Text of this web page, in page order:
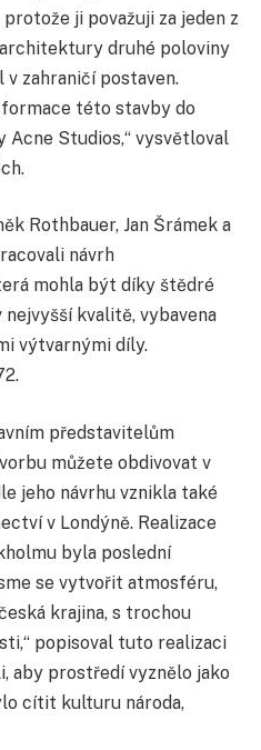
ji považuji za jeden z
druhé poloviny
zahraničí postaven.
této stavby do
Acne Studios,“ vysvětloval
Rothbauer, Jan Šrámek a
návrh
mohla být díky štědré
kvalitě, vybavena
výtvarnými díly.
představitelům
můžete obdivovat v
jeho návrhu vznikla také
v Londýně. Realizace
byla poslední
se vytvořit atmosféru,
krajina, s trochou
popisoval tuto realizaci
aby prostředí vyznělo jako
cítit kulturu národa,